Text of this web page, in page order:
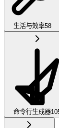
生活与效率58
命令行生成器